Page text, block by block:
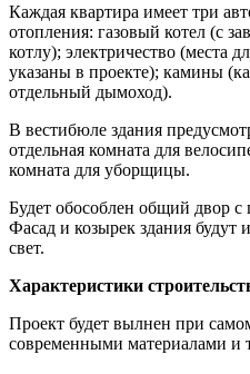
Каждая квартира имеет три
отопления: газовый котел (с
котлу); электричество (места
указаны в проекте); камины
отдельный дымоход).
В вестибюле здания
отдельная комната для
комната для уборщицы.
Будет обособлен общий двор
Фасад и козырек здания
свет.
Характеристики
Проект будет вылнен при
современными материалами и